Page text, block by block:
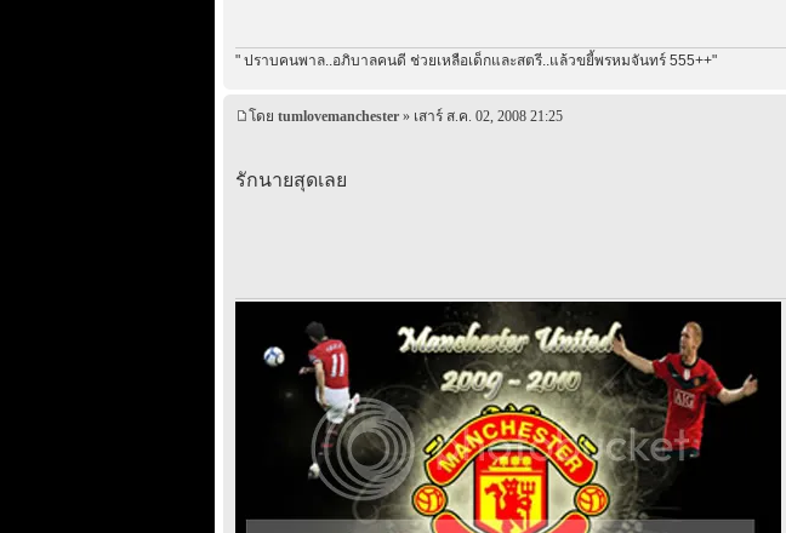
" ปราบคนพาล..อภิบาลคนดี ช่วยเหลือเด็กและสตรี..แล้วขยี้พรหมจันทร์ 555++"
โดย tumlovemanchester» เสาร์ ส.ค. 02, 2008 21:25
รักนายสุดเลย